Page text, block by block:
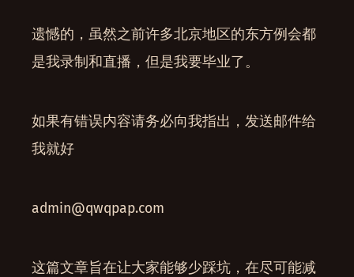
遗憾的，虽然之前许多北京地区的东方例会都
是我录制和直播，但是我要毕业了。
如果有错误内容请务必向我指出，发送邮件给
我就好
admin@qwqpap.com
这篇文章旨在让大家能够少踩坑，在尽可能减